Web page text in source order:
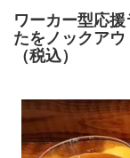
ワーカー型応
たをノックア
（税込）